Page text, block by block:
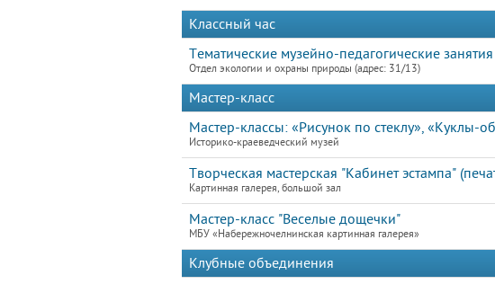
Классный час
Тематические музейно-педагогические
Отдел экологии и охраны природы (адрес: 31/13)
Мастер-класс
Мастер-классы: «Рисунок по стеклу», «Куклы-
Историко-краеведческий музей
Творческая мастерская "Кабинет эстампа"
Картинная галерея, большой зал
Мастер-класс "Веселые дощечки"
МБУ «Набережночелнинская картинная галерея»
Клубные объединения